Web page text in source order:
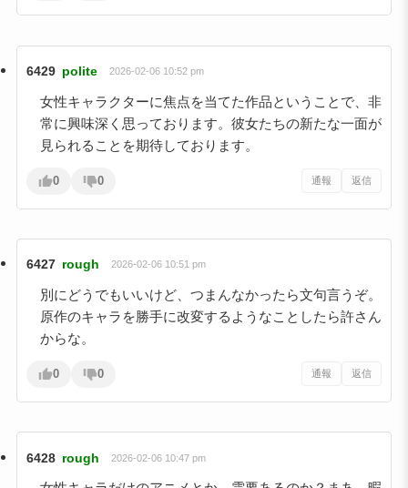
6429 polite 2026-02-06 10:52 pm
女性キャラクターに焦点を当てた作品ということで、非
常に興味深く思っております。彼女たちの新たな一面が
見られることを期待しております。
0 0 通報 返信
6427 rough 2026-02-06 10:51 pm
別にどうでもいいけど、つまんなかったら文句言うぞ。
原作のキャラを勝手に改変するようなことしたら許さん
からな。
0 0 通報 返信
6428 rough 2026-02-06 10:47 pm